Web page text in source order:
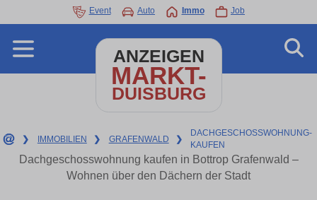
Event Auto Immo Job
ANZEIGEN
MARKT-
DUISBURG
❯ IMMOBILIEN ❯ GRAFENWALD ❯
DACHGESCHOSSWOHNUNG-
KAUFEN
Dachgeschosswohnung kaufen in Bottrop Grafenwald –
Wohnen über den Dächern der Stadt